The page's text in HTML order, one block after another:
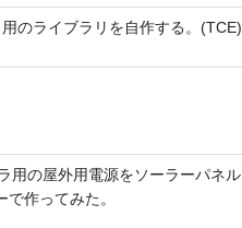
のライブラリを自作する。(TCE)
用の屋外用電源をソーラーパネル
作ってみた。